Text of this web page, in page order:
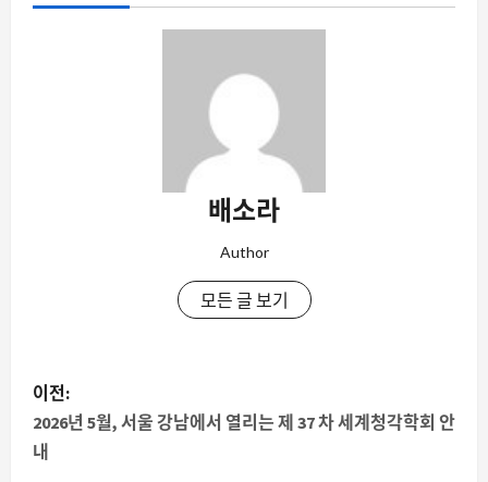
배소라
Author
모든 글 보기
게
시
이전:
2026년 5월, 서울 강남에서 열리는 제 37 차 세계청각학회 안
내